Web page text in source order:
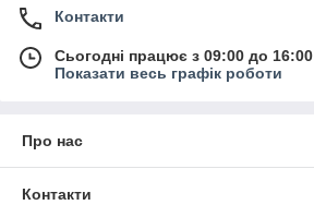
Контакти
Сьогодні працює з 09:00 до 16:00
Показати весь графік роботи
Про нас
Контакти